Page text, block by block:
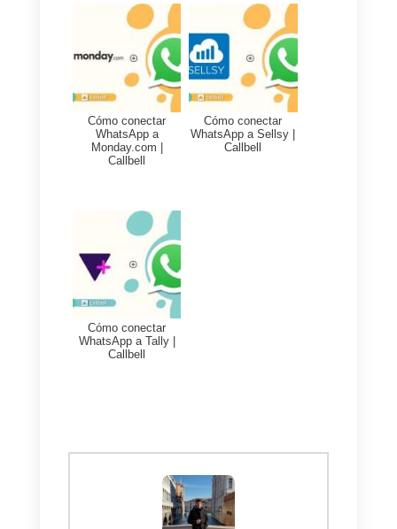
pueda responder mejor que un
humano. Espero que sigan
creciendo, me gustaría que se
puedan hacer campañas de
forma directa y no tener que
para después volver a
importarlos.
Siento que eso y muchas
cosas más se podrán hacer
Información de contacto:
Si tienes preguntas o deseas